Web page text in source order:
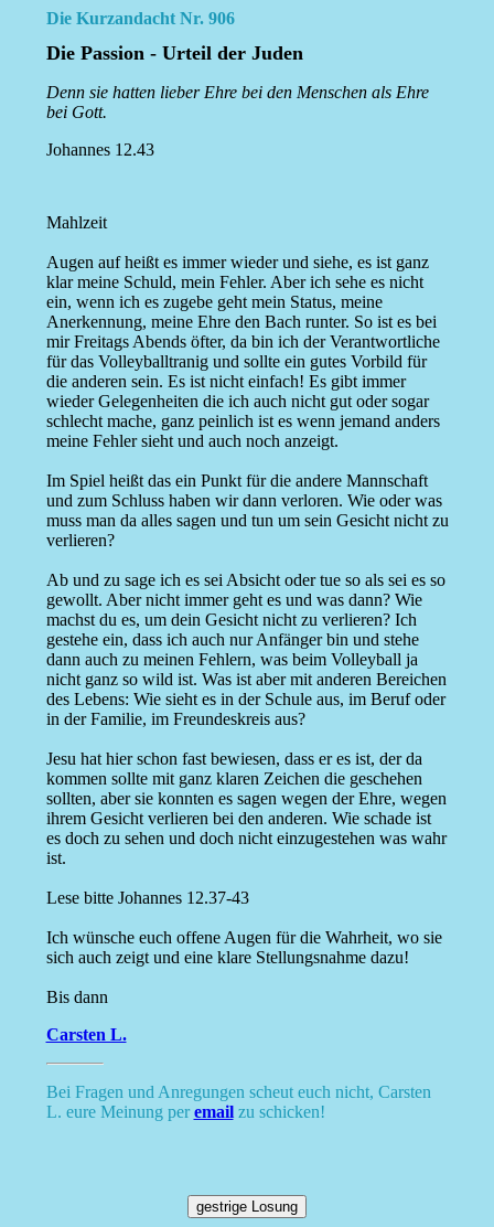
Die Kurzandacht Nr. 906
Die Passion - Urteil der Juden
Denn sie hatten lieber Ehre bei den Menschen als Ehre
bei Gott.
Johannes 12.43
Mahlzeit
Augen auf heißt es immer wieder und siehe, es ist ganz
klar meine Schuld, mein Fehler. Aber ich sehe es nicht
ein, wenn ich es zugebe geht mein Status, meine
Anerkennung, meine Ehre den Bach runter. So ist es bei
mir Freitags Abends öfter, da bin ich der Verantwortliche
für das Volleyballtranig und sollte ein gutes Vorbild für
die anderen sein. Es ist nicht einfach! Es gibt immer
wieder Gelegenheiten die ich auch nicht gut oder sogar
schlecht mache, ganz peinlich ist es wenn jemand anders
meine Fehler sieht und auch noch anzeigt.
Im Spiel heißt das ein Punkt für die andere Mannschaft
und zum Schluss haben wir dann verloren. Wie oder was
muss man da alles sagen und tun um sein Gesicht nicht zu
verlieren?
Ab und zu sage ich es sei Absicht oder tue so als sei es so
gewollt. Aber nicht immer geht es und was dann? Wie
machst du es, um dein Gesicht nicht zu verlieren? Ich
gestehe ein, dass ich auch nur Anfänger bin und stehe
dann auch zu meinen Fehlern, was beim Volleyball ja
nicht ganz so wild ist. Was ist aber mit anderen Bereichen
des Lebens: Wie sieht es in der Schule aus, im Beruf oder
in der Familie, im Freundeskreis aus?
Jesu hat hier schon fast bewiesen, dass er es ist, der da
kommen sollte mit ganz klaren Zeichen die geschehen
sollten, aber sie konnten es sagen wegen der Ehre, wegen
ihrem Gesicht verlieren bei den anderen. Wie schade ist
es doch zu sehen und doch nicht einzugestehen was wahr
ist.
Lese bitte Johannes 12.37-43
Ich wünsche euch offene Augen für die Wahrheit, wo sie
sich auch zeigt und eine klare Stellungsnahme dazu!
Bis dann
Carsten L.
Bei Fragen und Anregungen scheut euch nicht, Carsten
L. eure Meinung peremailzu schicken!
gestrige Losung